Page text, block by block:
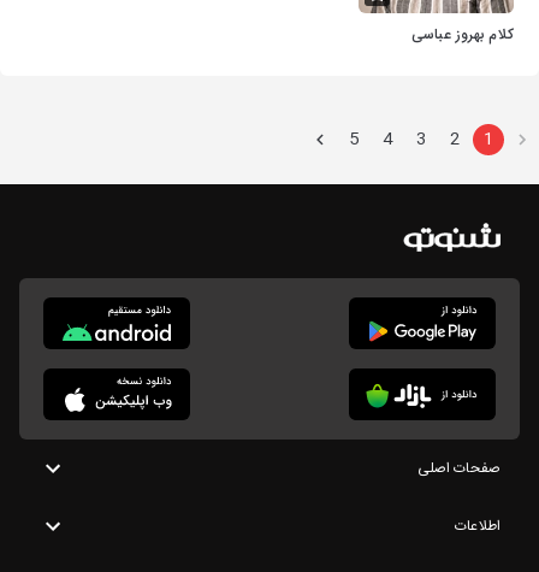
کلام بهروز عباسی
1
2
3
4
5
صفحات اصلی
اطلاعات